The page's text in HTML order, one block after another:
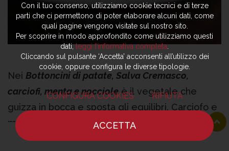
Nei Bottoncini di patate, Salva Cremasco,
carciofi, menta e noccioleè il vegetale che
guizza in bocca e sposta gli equilibri. Carciofo e
menta è sempre qualcosa che appartiene alla
storia gastronomica della capitale, qui l’amaro si
Con il tuo consenso, utilizziamo cookie tecnici e di terze
parti che ci permettono di poter elaborare alcuni dati, come
quali pagine vengono visitate sul nostro sito.
Per scoprire in modo approfondito come utilizziamo questi
dati,leggi l’informativa completa.
Cliccando sul pulsante ‘Accetta’ acconsenti all’utilizzo dei
cookie, oppure configura le diverse tipologie.
CONFIGURA COOKIES RIFIUTA
ACCETTA